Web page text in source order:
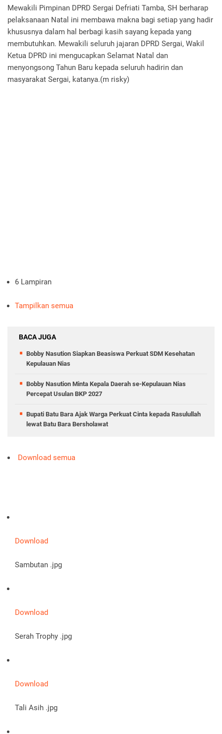
Mewakili Pimpinan DPRD Sergai Defriati Tamba, SH berharap
pelaksanaan Natal ini membawa makna bagi setiap yang hadir
khususnya dalam hal berbagi kasih sayang kepada yang
membutuhkan. Mewakili seluruh jajaran DPRD Sergai, Wakil
Ketua DPRD ini mengucapkan Selamat Natal dan
menyongsong Tahun Baru kepada seluruh hadirin dan
masyarakat Sergai, katanya.(m risky)
6 Lampiran
Tampilkan semua
BACA JUGA
Bobby Nasution Siapkan Beasiswa Perkuat SDM Kesehatan
Kepulauan Nias
Bobby Nasution Minta Kepala Daerah se-Kepulauan Nias
Percepat Usulan BKP 2027
Bupati Batu Bara Ajak Warga Perkuat Cinta kepada Rasulullah
lewat Batu Bara Bersholawat
Download semua
Download
Sambutan .jpg
Download
Serah Trophy .jpg
Download
Tali Asih .jpg